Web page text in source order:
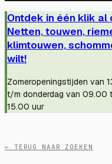
Ontdek in één klik al
Netten, touwen,
klimtouwen,
wilt!
Zomeropeningstijden van
t/m donderdag van
15.00 uur
← TERUG NAAR ZOEKEN